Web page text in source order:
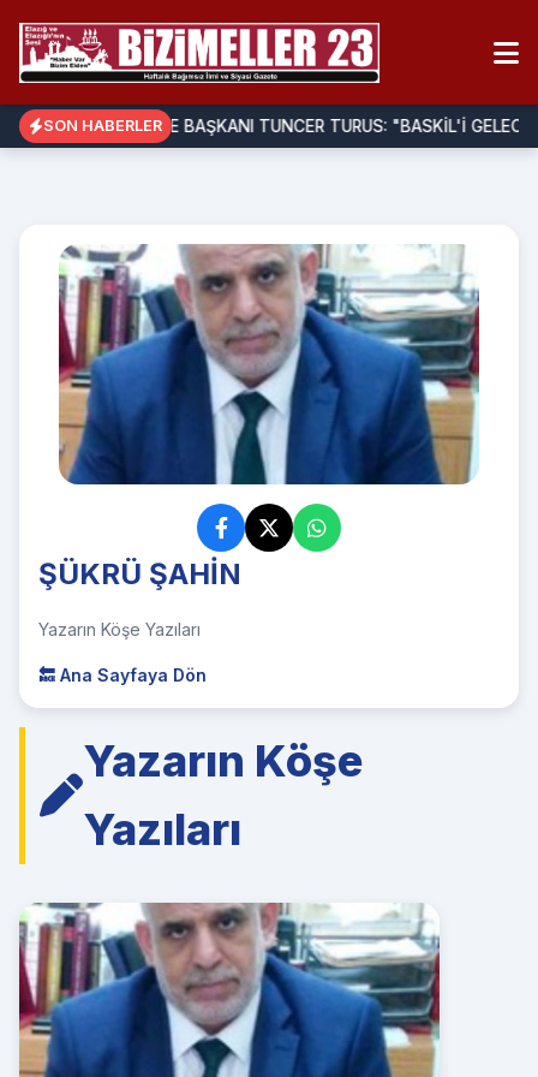
SON HABERLER
BELEDİYE BAŞKANI TUNCER TURUS: "BASKİL'İ
ŞÜKRÜ ŞAHİN
Yazarın Köşe Yazıları
🔙 Ana Sayfaya Dön
Yazarın Köşe
Yazıları